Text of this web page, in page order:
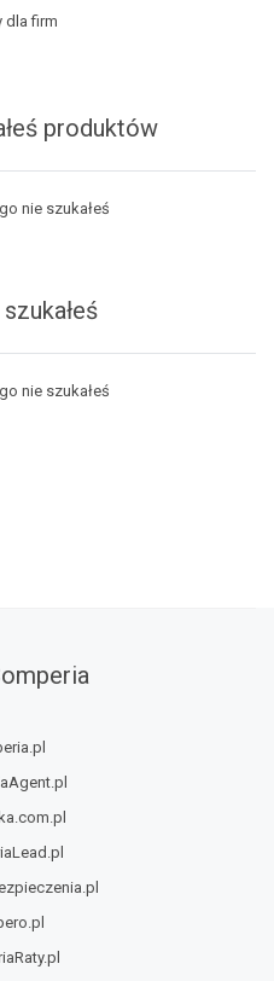
dla firm
produktów
nie szukałeś
nie szukałeś